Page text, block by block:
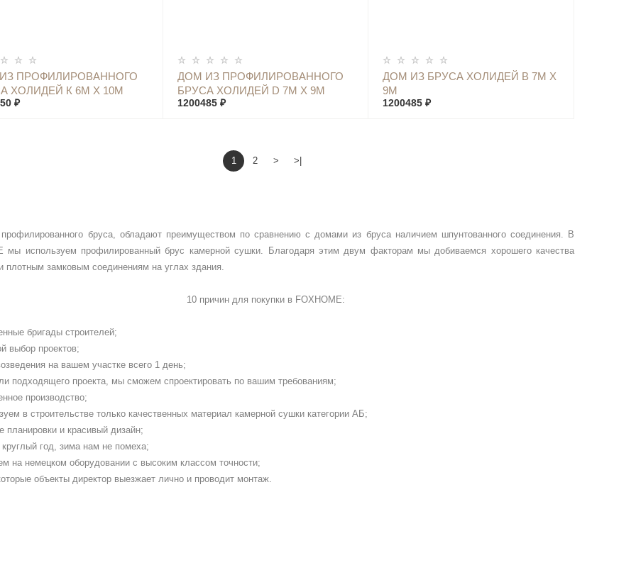
ПРОФИЛИРОВАННОГО
ХОЛИДЕЙ К 6М Х 10М
₽
КУПИТЬ
ДОМ ИЗ ПРОФИЛИРОВАННОГО
БРУСА ХОЛИДЕЙ D 7М Х 9М
1200485 ₽
КУПИТЬ
ДОМ ИЗ БРУСА ХОЛИДЕЙ В 7М Х
9М
1200485 ₽
КУПИТЬ
1 2 > >|
бруса, обладают преимуществом по сравнению с домами из бруса наличием шпунтованного соединения. В
мы используем профилированный брус камерной сушки. Благодаря этим двум факторам мы добиваемся хорошего качества
плотным замковым соединениям на углах здания.
10 причин для покупки в FOXHOME:
бригады строителей;
выбор проектов;
на вашем участке всего 1 день;
подходящего проекта, мы сможем спроектировать по вашим требованиям;
производство;
в строительстве только качественных материал камерной сушки категории АБ;
планировки и красивый дизайн;
год, зима нам не помеха;
на немецком оборудовании с высоким классом точности;
объекты директор выезжает лично и проводит монтаж.